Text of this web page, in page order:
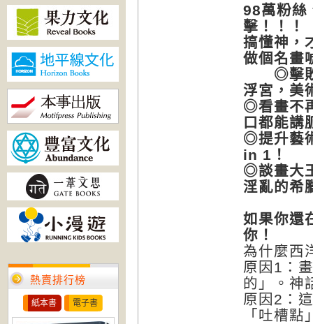
熱賣排行榜
紙本書 電子書
98萬粉絲
擊！！！
搞懂神，
做個名畫
◎擊
浮宮，美
◎看畫不
口都能講
◎提升藝
in 1！
◎談畫大
淫亂的希
如果你還
你！
為什麼西
原因1：
的」。神
原因2：
「吐槽點